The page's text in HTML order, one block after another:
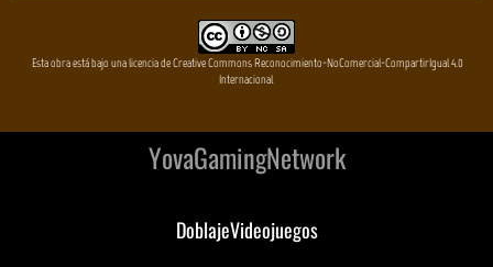
Esta obra está bajo una licencia de Creative Commons Reconocimiento-NoComercial-CompartirIgual 4.0
Internacional
YovaGamingNetwork
DoblajeVideojuegos